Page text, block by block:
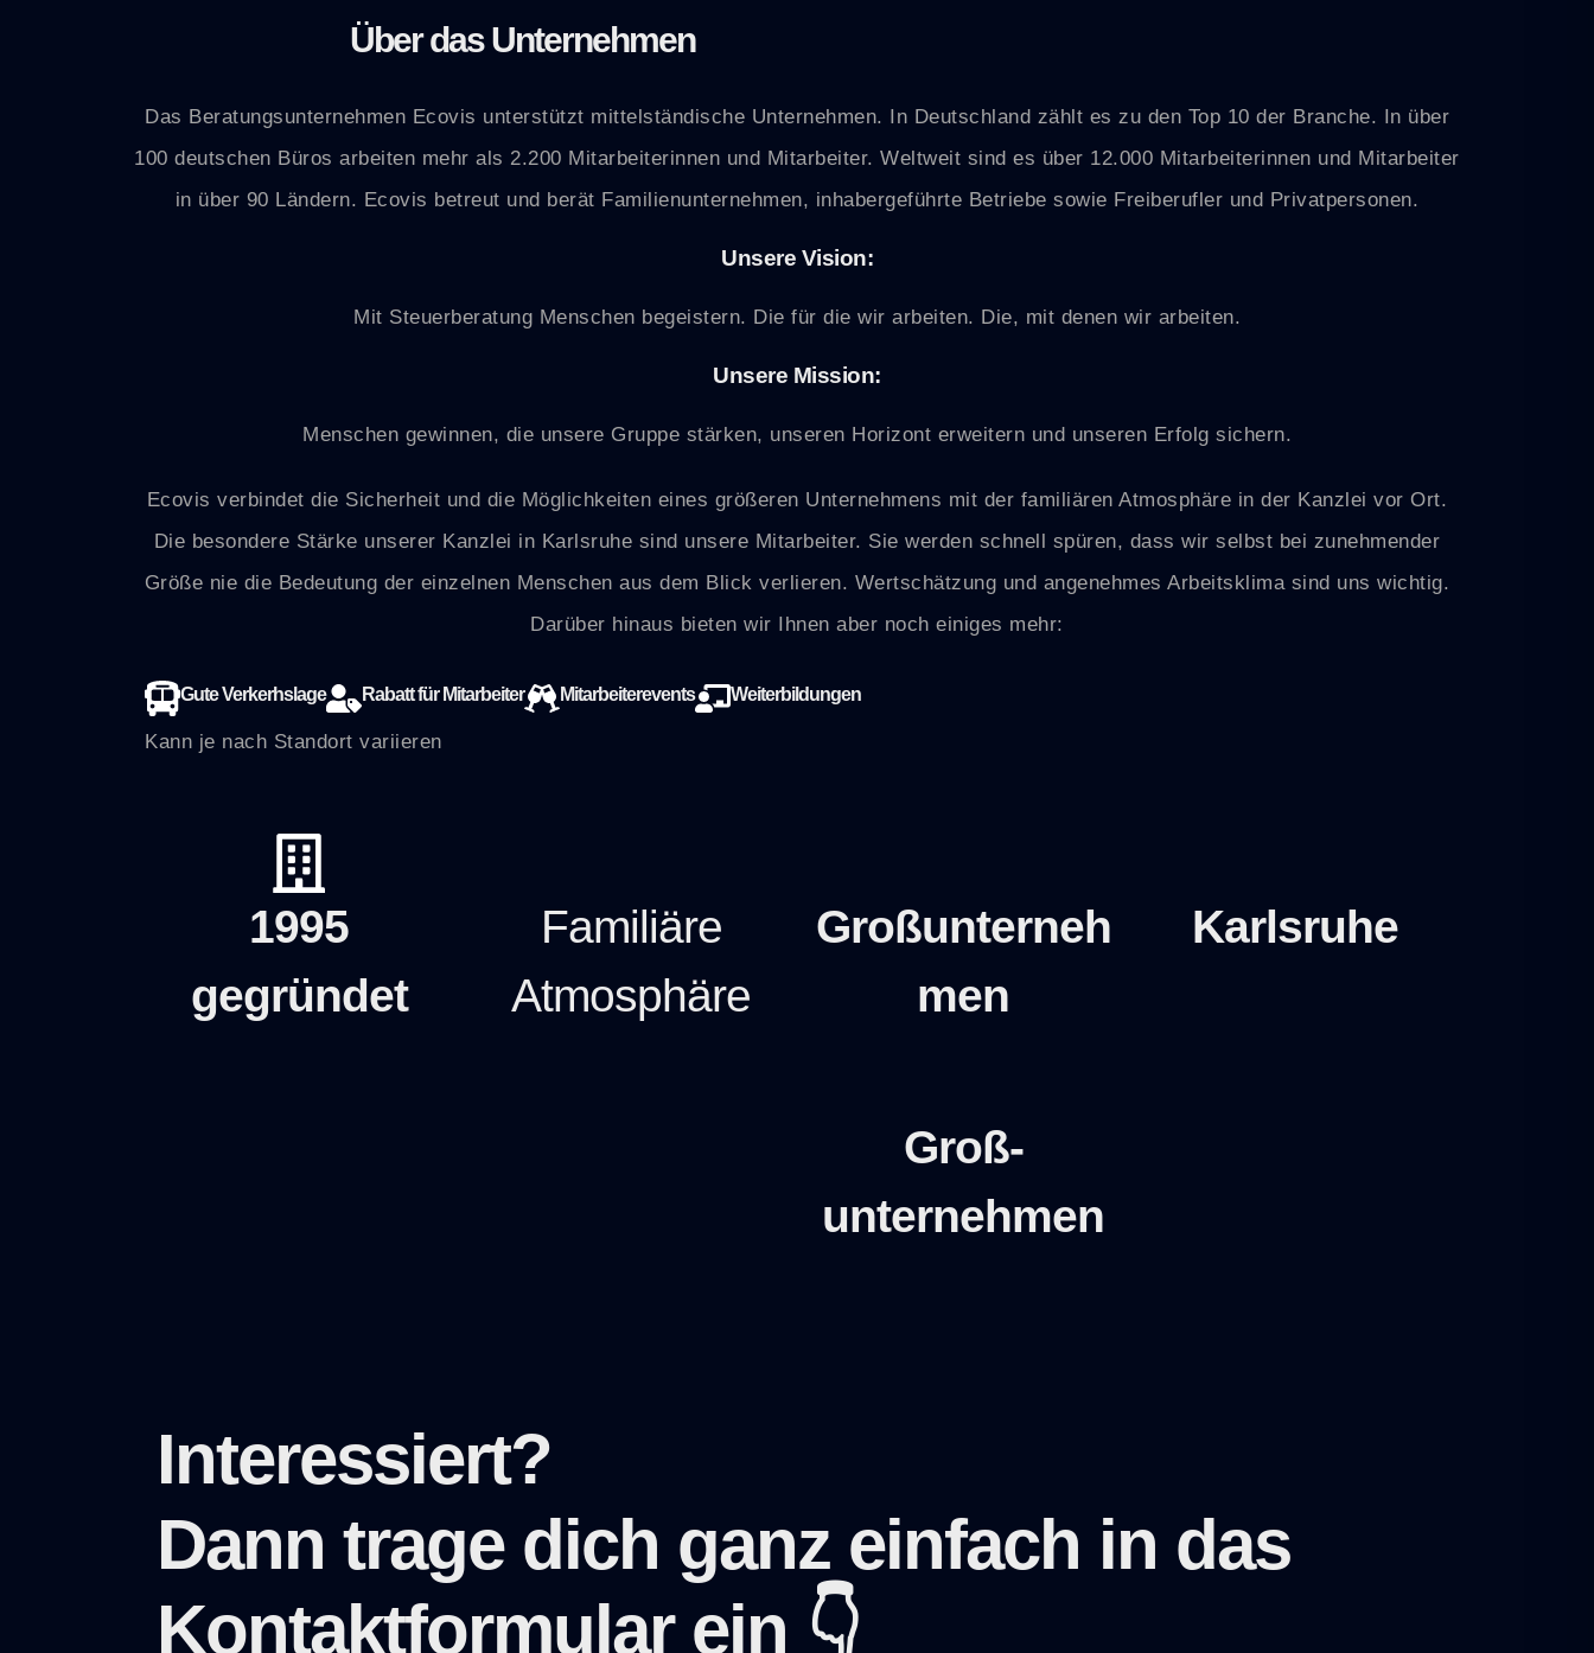
Über das Unternehmen
Das Beratungsunternehmen Ecovis unterstützt mittelständische Unternehmen. In Deutschland zählt es zu den Top 10 der Branche. In über
100 deutschen Büros arbeiten mehr als 2.200 Mitarbeiterinnen und Mitarbeiter. Weltweit sind es über 12.000 Mitarbeiterinnen und Mitarbeiter
in über 90 Ländern. Ecovis betreut und berät Familienunternehmen, inhabergeführte Betriebe sowie Freiberufler und Privatpersonen.
Unsere Vision:
Mit Steuerberatung Menschen begeistern. Die für die wir arbeiten. Die, mit denen wir arbeiten.
Unsere Mission:
Menschen gewinnen, die unsere Gruppe stärken, unseren Horizont erweitern und unseren Erfolg sichern.
Ecovis verbindet die Sicherheit und die Möglichkeiten eines größeren Unternehmens mit der familiären Atmosphäre in der Kanzlei vor Ort.
Die besondere Stärke unserer Kanzlei in Karlsruhe sind unsere Mitarbeiter. Sie werden schnell spüren, dass wir selbst bei zunehmender
Größe nie die Bedeutung der einzelnen Menschen aus dem Blick verlieren. Wertschätzung und angenehmes Arbeitsklima sind uns wichtig.
Darüber hinaus bieten wir Ihnen aber noch einiges mehr:
Gute Verkerhslage Rabatt für Mitarbeiter Mitarbeiterevents Weiterbildungen
Kann je nach Standort variieren
1995
gegründet
Familiäre
Atmosphäre
Großunterneh
men
Groß-
unternehmen
Karlsruhe
Interessiert?
Dann trage dich ganz einfach in das
Kontaktformular ein 👇